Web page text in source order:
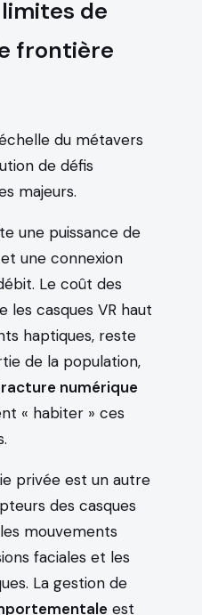
de
frontière
du métavers
de défis
majeurs.
une puissance de
une connexion
Le coût des
les casques VR haut
haptiques, reste
de la population,
numérique
« habiter » ces
privée est un autre
des casques
mouvements
faciales et les
La gestion de
est